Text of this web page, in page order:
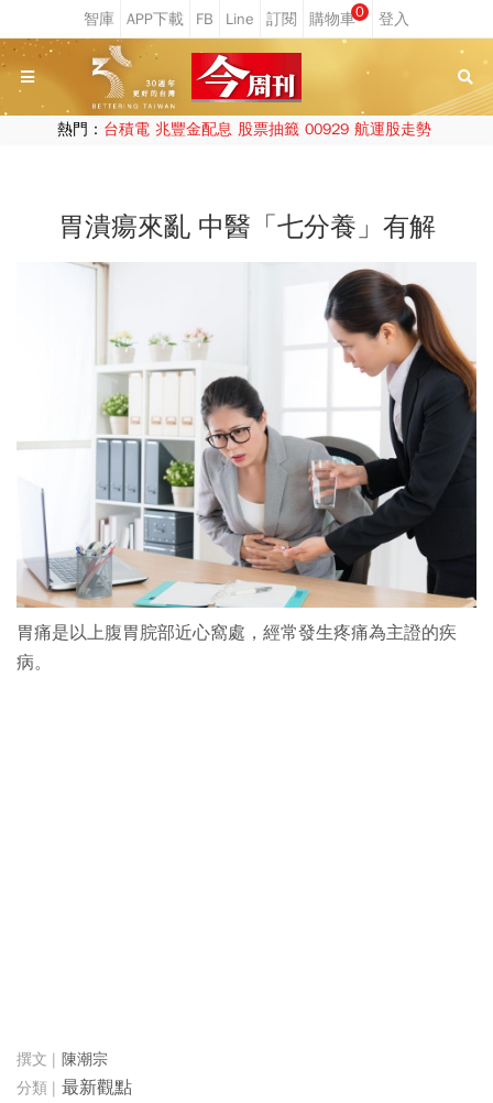
0
熱門： 台積電 兆豐金配息 股票抽籤 00929 航運股走勢
胃潰瘍來亂 中醫「七分養」有解
胃痛是以上腹胃脘部近心窩處，經常發生疼痛為主證的疾
病。
陳潮宗
最新觀點